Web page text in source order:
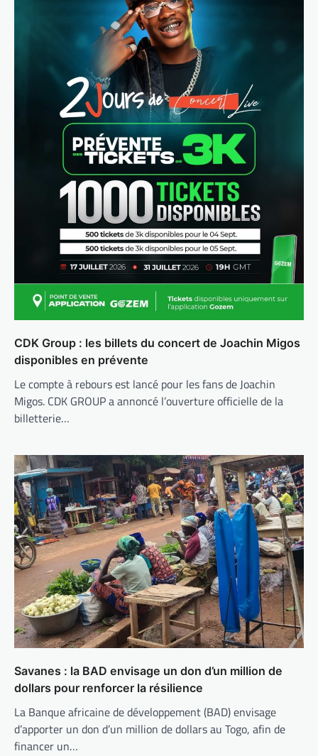
CDK Group : les billets du concert de Joachin Migos
disponibles en prévente
Le compte à rebours est lancé pour les fans de Joachin
Migos. CDK GROUP a annoncé l’ouverture officielle de la
billetterie…
Savanes : la BAD envisage un don d’un million de
dollars pour renforcer la résilience
La Banque africaine de développement (BAD) envisage
d’apporter un don d’un million de dollars au Togo, afin de
financer un…